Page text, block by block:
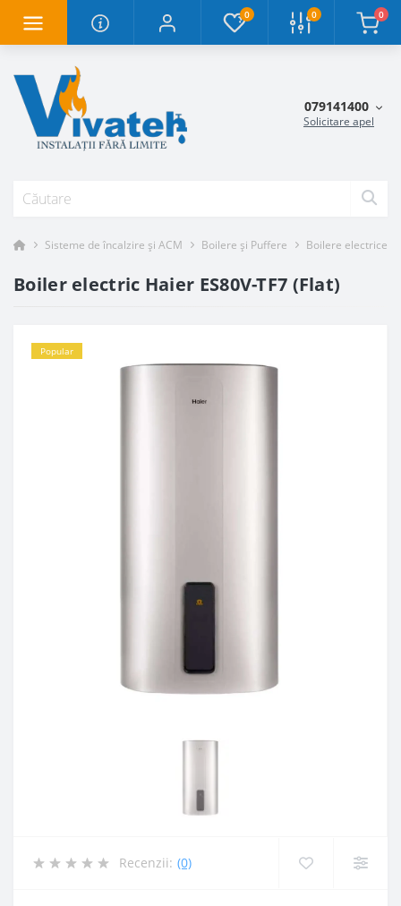
0 0 0
079141400
Solicitare apel
Sisteme de încalzire și ACM Boilere și Puffere Boilere electrice
Boiler electric Haier ES80V-TF7 (Flat)
Popular
Recenzii: (0)